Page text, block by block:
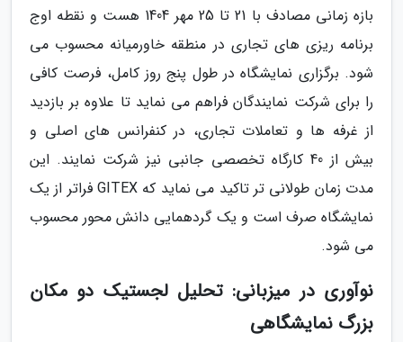
بازه زمانی مصادف با 21 تا 25 مهر 1404 هست و نقطه اوج
برنامه ریزی های تجاری در منطقه خاورمیانه محسوب می
شود. برگزاری نمایشگاه در طول پنج روز کامل، فرصت کافی
را برای شرکت نمایندگان فراهم می نماید تا علاوه بر بازدید
از غرفه ها و تعاملات تجاری، در کنفرانس های اصلی و
بیش از 40 کارگاه تخصصی جانبی نیز شرکت نمایند. این
مدت زمان طولانی تر تاکید می نماید که GITEX فراتر از یک
نمایشگاه صرف است و یک گردهمایی دانش محور محسوب
می شود.
نوآوری در میزبانی: تحلیل لجستیک دو مکان
بزرگ نمایشگاهی